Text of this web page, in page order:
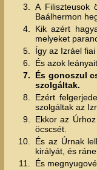
3.
A Filiszteusok
Baálhermon
4.
Kik azért
melyeket
5.
Így az Izráel
6.
És azok
7.
És gonoszul
szolgáltak.
8.
Ezért
szolgáltak az
9.
Ekkor az
öcscsét.
10.
És az Úrnak
királyát, és
11.
És